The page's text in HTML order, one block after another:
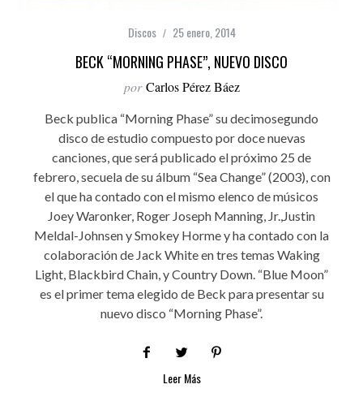
Discos 25 enero, 2014
BECK “MORNING PHASE”, NUEVO DISCO
por Carlos Pérez Báez
Beck publica “Morning Phase” su decimosegundo
disco de estudio compuesto por doce nuevas
canciones, que será publicado el próximo 25 de
febrero, secuela de su álbum “Sea Change” (2003), con
el que ha contado con el mismo elenco de músicos
Joey Waronker, Roger Joseph Manning, Jr.,Justin
Meldal-Johnsen y Smokey Horme y ha contado con la
colaboración de Jack White en tres temas Waking
Light, Blackbird Chain, y Country Down. “Blue Moon”
es el primer tema elegido de Beck para presentar su
nuevo disco “Morning Phase”.
Leer Más